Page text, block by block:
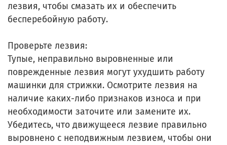
лезвия, чтобы смазать их и обеспечить
бесперебойную работу.
Проверьте лезвия:
Тупые, неправильно выровненные или
поврежденные лезвия могут ухудшить работу
машинки для стрижки. Осмотрите лезвия на
наличие каких-либо признаков износа и при
необходимости заточите или замените их.
Убедитесь, что движущееся лезвие правильно
выровнено с неподвижным лезвием, чтобы они